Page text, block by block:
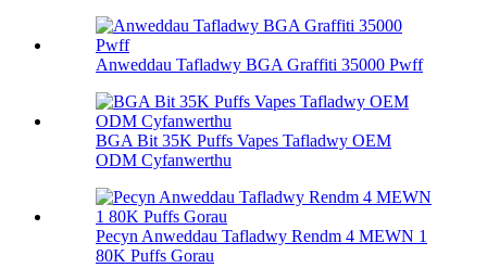
Anweddau Tafladwy BGA Graffiti 35000 Pwff
BGA Bit 35K Puffs Vapes Tafladwy OEM
ODM Cyfanwerthu
Pecyn Anweddau Tafladwy Rendm 4 MEWN 1
80K Puffs Gorau